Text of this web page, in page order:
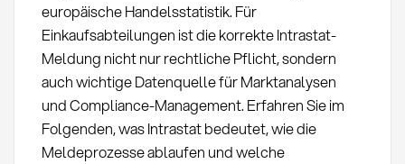
europäische Handelsstatistik. Für
Einkaufsabteilungen ist die korrekte Intrastat-
Meldung nicht nur rechtliche Pflicht, sondern
auch wichtige Datenquelle für Marktanalysen
und Compliance-Management. Erfahren Sie im
Folgenden, was Intrastat bedeutet, wie die
Meldeprozesse ablaufen und welche